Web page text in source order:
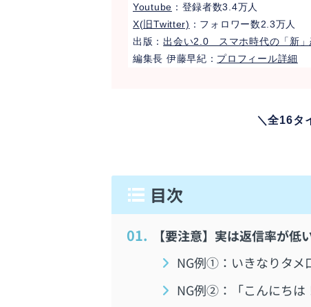
Youtube ：登録者数3.4万人
X(旧Twitter) ：フォロワー数2.3万人
出版：出会い2.0 スマホ時代の「新」
編集長 伊藤早紀： プロフィール詳細
＼全16タ
1.
【要注意】実は返信率が
NG例①：いきなりタメ
NG例②：「こんにちは